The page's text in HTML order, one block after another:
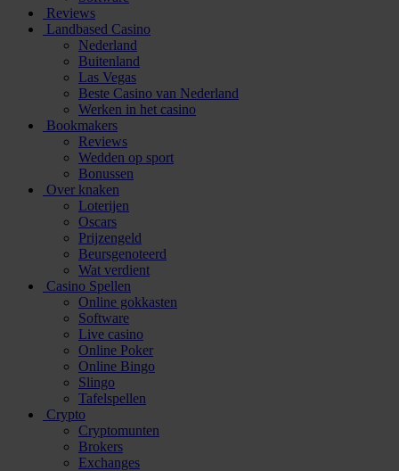
Reviews
Landbased Casino
Nederland
Buitenland
Las Vegas
Beste Casino van Nederland
Werken in het casino
Bookmakers
Reviews
Wedden op sport
Bonussen
Over knaken
Loterijen
Oscars
Prijzengeld
Beursgenoteerd
Wat verdient
Casino Spellen
Online gokkasten
Software
Live casino
Online Poker
Online Bingo
Slingo
Tafelspellen
Crypto
Cryptomunten
Brokers
Exchanges